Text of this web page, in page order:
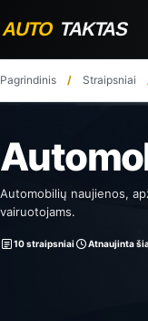
Pagrindinis Straipsniai
Automobilių naujienos,
vairuotojams.
10 straipsniai Atnaujinta